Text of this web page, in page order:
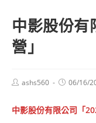
中影股份
營」
Postashs560
Post06/16/
中影股份有限公司「